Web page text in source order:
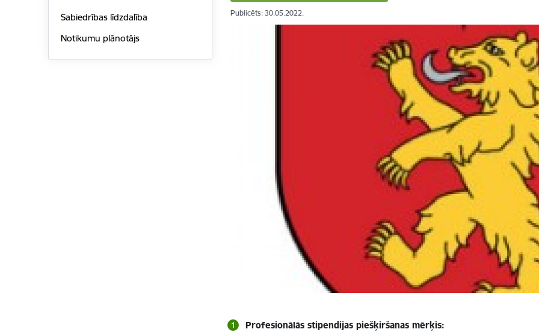
Sabiedrības līdzdalība
Notikumu plānotājs
Publicēts: 30.05.2022.
Profesionālās stipendijas piešķiršanas mērķis: